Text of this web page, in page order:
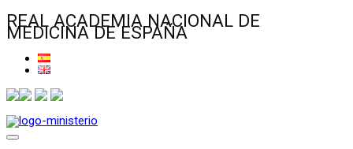
REAL ACADEMIA NACIONAL DE
MEDICINA DE ESPAÑA